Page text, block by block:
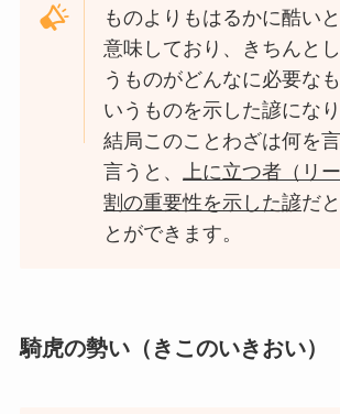
ものよりもはるかに酷い
意味しており、きちんと
うものがどんなに必要な
いうものを示した諺になり
結局このことわざは何を
言うと、上に立つ者（リ
割の重要性を示した諺だ
とができます。
騎虎の勢い（きこのいきおい）